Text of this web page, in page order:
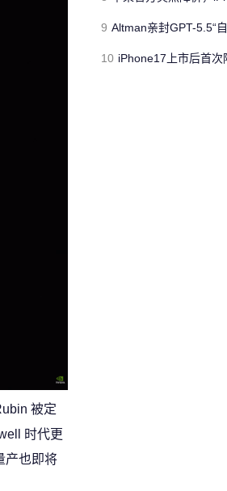
被定
时代更
产也即将
9 Altman亲封GPT-5.5“自闭天才”
10 iPhone17上市后首